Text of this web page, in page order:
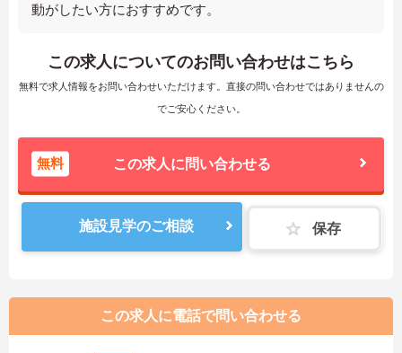
動がしたい方におすすめです。
この求人についてのお問い合わせはこちら
無料で求人情報をお問い合わせいただけます。直接の問い合わせではありませんの
でご安心ください。
無料 この求人に問い合わせる
施設見学のご相談 保存
この求人に電話で問い合わせる